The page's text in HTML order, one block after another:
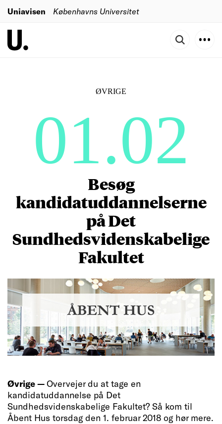
Uniavisen Københavns Universitet
ØVRIGE
01.02
Besøg
kandidatuddannelserne
på Det
Sundhedsvidenskabelige
Fakultet
Øvrige —Overvejer du at tage en
kandidatuddannelse på Det
Sundhedsvidenskabelige Fakultet? Så kom til
Åbent Hus torsdag den 1. februar 2018 og hør mere.